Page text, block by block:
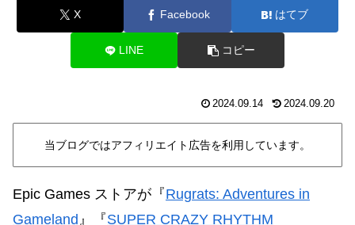
X Facebook はてブ
LINE コピー
2024.09.14 2024.09.20
当ブログではアフィリエイト広告を利用しています。
Epic Games ストアが『Rugrats: Adventures in
Gameland 』『SUPER CRAZY RHYTHM